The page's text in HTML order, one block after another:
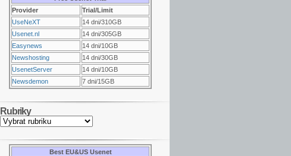
Provider
Trial/Limit
UseNeXT
14 dni/310GB
Usenet.nl
14 dni/305GB
Easynews
14 dni/10GB
Newshosting
14 dni/30GB
UsenetServer
14 dni/10GB
Newsdemon
7 dni/15GB
Rubriky
Best EU&US Usenet